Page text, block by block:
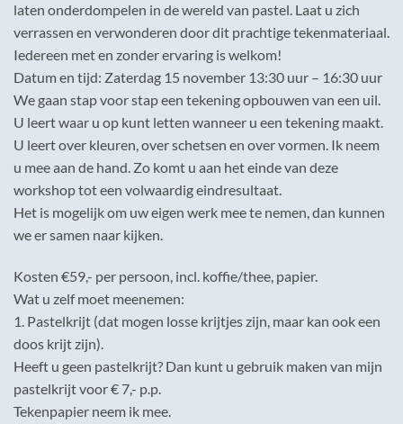
laten onderdompelen in de wereld van pastel. Laat u zich
verrassen en verwonderen door dit prachtige tekenmateriaal.
Iedereen met en zonder ervaring is welkom!
Datum en tijd: Zaterdag 15 november 13:30 uur – 16:30 uur
We gaan stap voor stap een tekening opbouwen van een uil.
U leert waar u op kunt letten wanneer u een tekening maakt.
U leert over kleuren, over schetsen en over vormen. Ik neem
u mee aan de hand. Zo komt u aan het einde van deze
workshop tot een volwaardig eindresultaat.
Het is mogelijk om uw eigen werk mee te nemen, dan kunnen
we er samen naar kijken.
Kosten €59,- per persoon, incl. koffie/thee, papier.
Wat u zelf moet meenemen:
1. Pastelkrijt (dat mogen losse krijtjes zijn, maar kan ook een
doos krijt zijn).
Heeft u geen pastelkrijt? Dan kunt u gebruik maken van mijn
pastelkrijt voor € 7,- p.p.
Tekenpapier neem ik mee.